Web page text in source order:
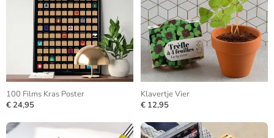
100 Films Kras Poster
€ 24,95
Klavertje Vier
€ 12,95